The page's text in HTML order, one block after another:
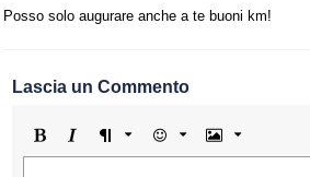
Posso solo augurare anche a te buoni km!
Lascia un Commento
GrassettoCorsivo Formato Emoji